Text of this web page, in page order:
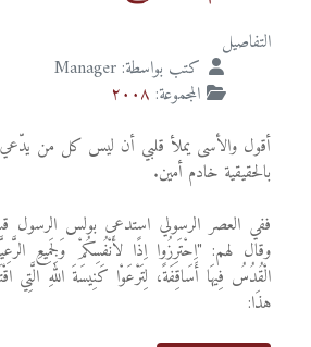
التفاصيل
كتب بواسطة: Manager
المجموعة: ٢٠٠٨
أقول والأسى يملأ قلبي أن ليس كل من
بالحقيقية خادم أمين.
ففي العصر الرسولي استدعى بولس
وقال لهم: "اِحْتَرِزُوا اِذًا لأَنْفُسِكُمْ وَلِجَمِيعِ
الْقُدُسُ فِيهَا أَسَاقِفَةً، لِتَرْعَوْا كَنِيسَةَ اللهِ الَّتِي
هذَا: